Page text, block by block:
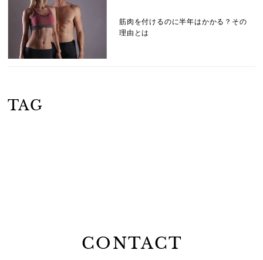
筋肉を付けるのに半年はかかる？その
理由とは
TAG
CONTACT